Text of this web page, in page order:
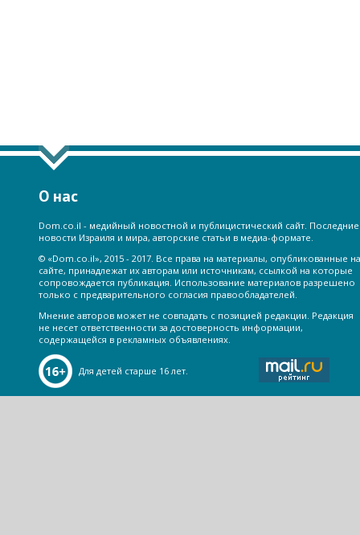
О нас
Dom.co.il - медийный новостной и публицистический сайт. Последние
новости Израиля и мира, авторские статьи в медиа-формате.
© «Dom.co.il», 2015 - 2017. Все права на материалы, опубликованные на
сайте, принадлежат их авторам или источникам, ссылкой на которые
сопровождается публикация. Использование материалов разрешено
только с предварительного согласия правообладателей.
Мнение авторов может не совпадать с позицией редакции. Редакция
не несет ответственности за достоверность информации,
содержащейся в рекламных объявлениях.
Для детей старше 16 лет.